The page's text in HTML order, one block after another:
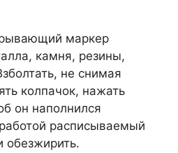
маркер
камня, резины,
не снимая
колпачок, нажать
он наполнился
расписываемый
обезжирить.